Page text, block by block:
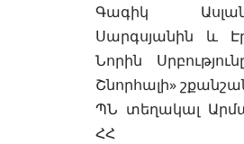
Գագիկ
Սարգսյանին և
Նորին
Շնորհալի»
ՊՆ տեղակալ
ՀՀ